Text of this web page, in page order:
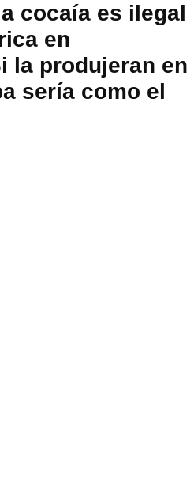
cocaía es ilegal
en
la produjeran en
sería como el